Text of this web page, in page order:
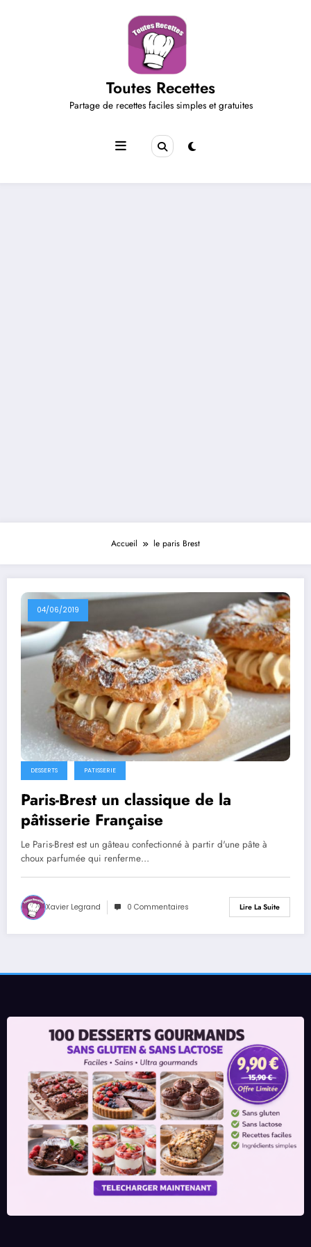
Toutes Recettes
Partage de recettes faciles simples et gratuites
Accueil le paris Brest
04/06/2019
DESSERTS PATISSERIE
Paris-Brest un classique de la
pâtisserie Française
Le Paris-Brest est un gâteau confectionné à partir d'une pâte à
choux parfumée qui renferme…
Xavier Legrand 0 Commentaires Lire La Suite